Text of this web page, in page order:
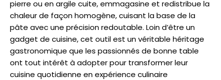
pierre ou en argile cuite, emmagasine et redistribue la
chaleur de façon homogène, cuisant la base de la
pâte avec une précision redoutable. Loin d’être un
gadget de cuisine, cet outil est un véritable héritage
gastronomique que les passionnés de bonne table
ont tout intérêt à adopter pour transformer leur
cuisine quotidienne en expérience culinaire